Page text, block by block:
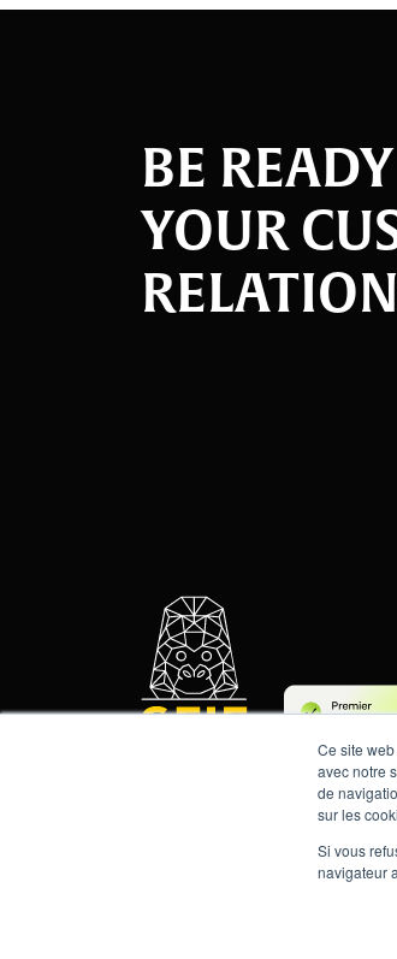
Ce site
avec notre
de
sur les
Si vous
navigateur
BE
YOUR
contact us at +33 2 57 48